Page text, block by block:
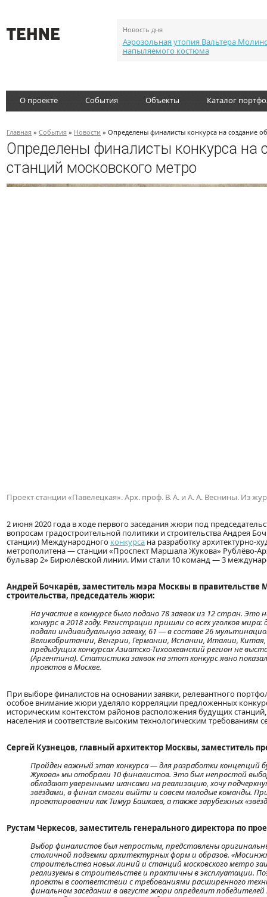
Новость дня
Аэрозольная утопия Вальтера
напыляемого костюма
О проекте События Объекты Каталог
Главная » События » Новости » Определены финалисты конкурса на создание
Определены финалисты конкурса на
станций московского метро
Проект станции «Павелецкая». Арх. проф. В. А. и А. А. Веснины. Из
2 июня 2020 года в ходе первого заседания жюри под
вопросам градостроительной политики и строительства Андрея
станции) Международного конкурса на разработку архитектурно-
метрополитена — станции «Проспект Маршала Жукова» Рублёво-
бульвар 2» Бирюлёвской линии. Ими стали 10 команд — 3
Андрей Бочкарёв, заместитель мэра Москвы в правительстве
строительства, председатель жюри:
На участие в конкурсе было подано 78 заявок из 12 стран.
конкурс в 2018 году. Регистрации пришли со всех уголков
подали индивидуальную заявку, 61 — в составе 26
Великобритании, Венгрии, Германии, Испании, Италии,
предыдущих конкурсах Азиатско-Тихоокеанский регион не
(Аргентина). Статистика заявок на этот конкурс явно
проектов в Москве.
При выборе финалистов на основании заявки, релевантного
особое внимание жюри уделяло корреляции предложенных
историческим контекстом районов расположения будущих
населения и соответствие высоким технологическим требованиям
Сергей Кузнецов, главный архитектор Москвы, заместитель
Пройден важный этап конкурса — для разработки концепций
Жукова» мы отобрали 10 финалистов. Это был непростой
обладают уверенными шансами на реализацию, хочу
звёздами, в финал смогли выйти и совсем молодые команды.
проектировании как Тимур Башкаев, а также зарубежных
Рустам Черкесов, заместитель генерального директора по
Выбор финалистов был непростым, представлены
столичной подземки архитектурных форм и образов.
строительства новых линий и станций московского метро
реализуемы в строительстве и практичны в эксплуатации.
проекты в соответствии с требованиями расширенного
финальном заседании в августе жюри определит